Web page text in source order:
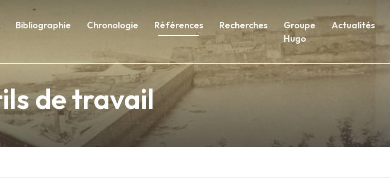
Bibliographie Chronologie Références Recherches
Groupe
Hugo
Actualités
de travail